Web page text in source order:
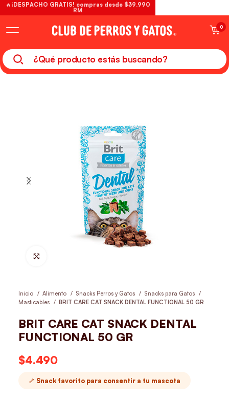
0
Inicio Alimento Snacks Perros y Gatos
Snacks para Gatos
Masticables
BRIT CARE CAT SNACK DENTAL FUNCTIONAL 50 GR
BRIT CARE CAT SNACK DENTAL
FUNCTIONAL 50 GR
$4.490
🦴 Snack favorito para consentir a tu mascota
🔥¡DESPACHO GRATIS! compras desde $39.990
RM